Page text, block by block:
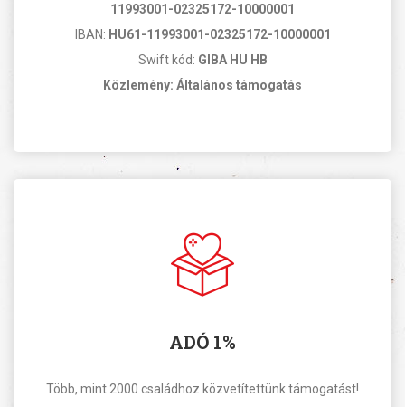
11993001-02325172-10000001
IBAN: HU61-11993001-02325172-10000001
Swift kód: GIBA HU HB
Közlemény: Általános támogatás
ADÓ 1%
Több, mint 2000 családhoz közvetítettünk támogatást!